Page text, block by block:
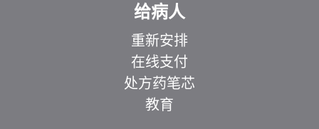
给病人
重新安排
在线支付
处方药笔芯
教育